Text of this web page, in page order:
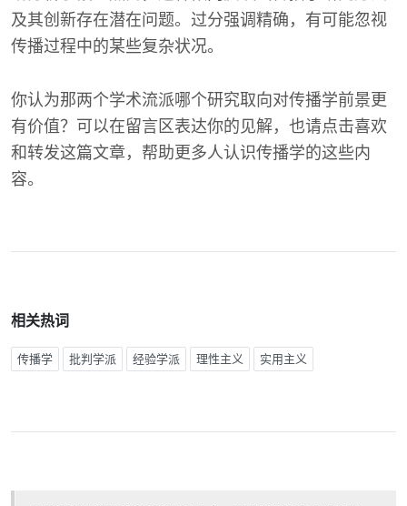
及其创新存在潜在问题。过分强调精确，有可能忽视
传播过程中的某些复杂状况。
你认为那两个学术流派哪个研究取向对传播学前景更
有价值？可以在留言区表达你的见解，也请点击喜欢
和转发这篇文章，帮助更多人认识传播学的这些内
容。
相关热词
传播学 批判学派 经验学派 理性主义 实用主义